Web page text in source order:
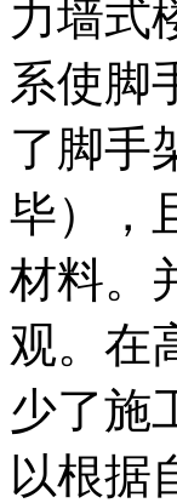
力墙式
系使脚
了脚手
毕），
材料。
观。在
少了施
以根据